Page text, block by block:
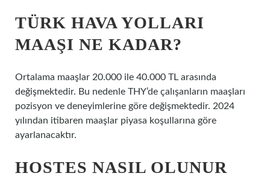
TÜRK HAVA YOLLARI
MAAŞI NE KADAR?
Ortalama maaşlar 20.000 ile 40.000 TL arasında
değişmektedir. Bu nedenle THY’de çalışanların maaşları
pozisyon ve deneyimlerine göre değişmektedir. 2024
yılından itibaren maaşlar piyasa koşullarına göre
ayarlanacaktır.
HOSTES NASIL OLUNUR